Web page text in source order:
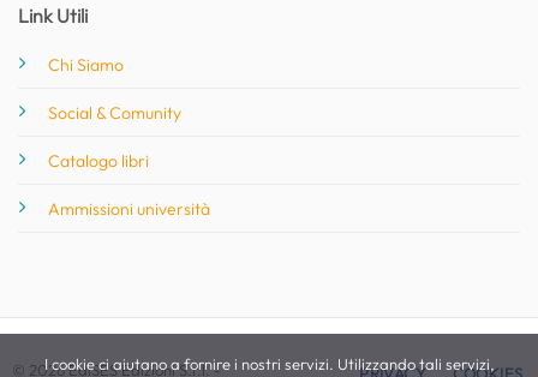
Link Utili
Chi Siamo
Social & Comunity
Catalogo libri
Ammissioni università
© 2026 EdiSES Edizioni S.r.l. -
I cookie ci aiutano a fornire i nostri servizi. Utilizzando tali servizi,